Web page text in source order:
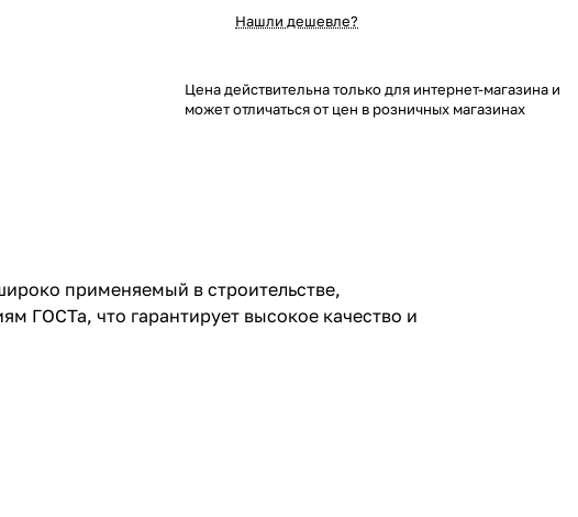
Нашли дешевле?
Цена действительна только для интернет-магазина и
может отличаться от цен в розничных магазинах
применяемый в строительстве,
ГОСТа, что гарантирует высокое качество и